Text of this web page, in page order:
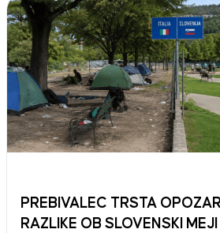
PREBIVALEC TRSTA
RAZLIKE OB SLOVENSKI MEJI